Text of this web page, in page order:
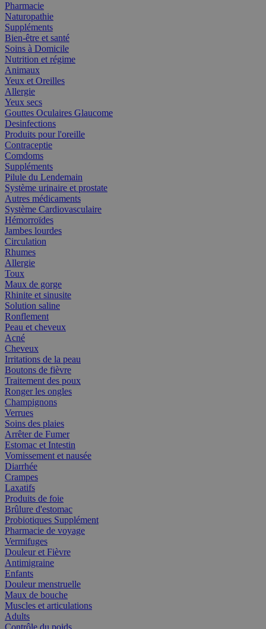
Pharmacie
Naturopathie
Suppléments
Bien-être et santé
Soins à Domicile
Nutrition et régime
Animaux
Yeux et Oreilles
Allergie
Yeux secs
Gouttes Oculaires Glaucome
Desinfections
Produits pour l'oreille
Contraceptie
Comdoms
Suppléments
Pilule du Lendemain
Système urinaire et prostate
Autres médicaments
Système Cardiovasculaire
Hémorroïdes
Jambes lourdes
Circulation
Rhumes
Allergie
Toux
Maux de gorge
Rhinite et sinusite
Solution saline
Ronflement
Peau et cheveux
Acné
Cheveux
Irritations de la peau
Boutons de fièvre
Traitement des poux
Ronger les ongles
Champignons
Verrues
Soins des plaies
Arrêter de Fumer
Estomac et Intestin
Vomissement et nausée
Diarrhée
Crampes
Laxatifs
Produits de foie
Brûlure d'estomac
Probiotiques Supplément
Pharmacie de voyage
Vermifuges
Douleur et Fièvre
Antimigraine
Enfants
Douleur menstruelle
Maux de bouche
Muscles et articulations
Adults